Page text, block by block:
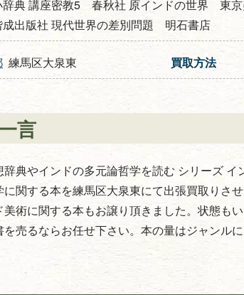
辞典 講座密教5 春秋社 原インドの世界 東京
出版社 現代世界の差別問題 明石書店
練馬区大泉東 買取方法
言
典やインドの多元論哲学を読む シリーズ
関する本を練馬区大泉東にて出張買取りさ
術に関する本もお譲り頂きました。状態も
売るならお任せ下さい。本の量はジャンル